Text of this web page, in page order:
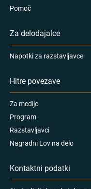
Pomoč
Za delodajalce
Napotki za razstavljavce
Hitre povezave
Za medije
Program
Razstavljavci
Nagradni Lov na delo
Kontaktni podatki